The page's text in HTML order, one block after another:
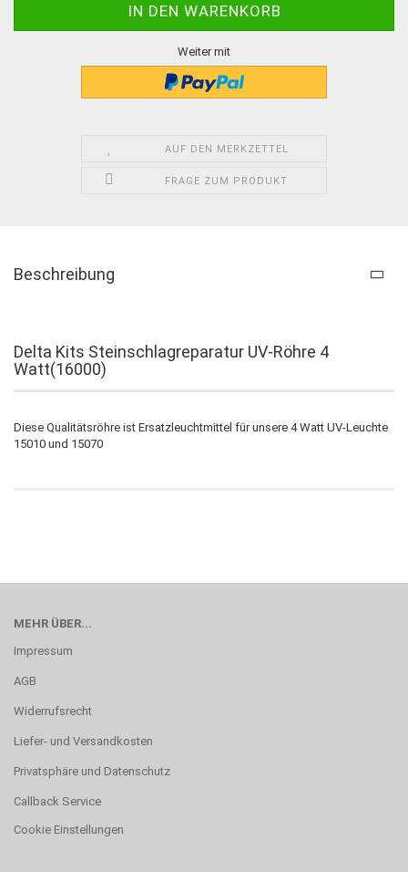
Weiter mit
AUF DEN MERKZETTEL
FRAGE ZUM PRODUKT
Beschreibung
Delta Kits Steinschlagreparatur UV-Röhre 4
Watt(16000)
Diese Qualitätsröhre ist Ersatzleuchtmittel für unsere 4 Watt UV-Leuchte
15010 und 15070
MEHR ÜBER...
Impressum
AGB
Widerrufsrecht
Liefer- und Versandkosten
Privatsphäre und Datenschutz
Callback Service
Cookie Einstellungen